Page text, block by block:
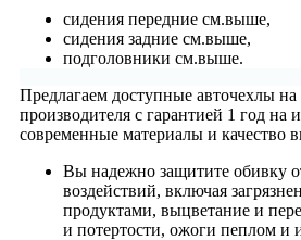
сидения передние см.выше,
сидения задние см.выше,
подголовники см.выше.
Предлагаем доступные авточехлы
производителя с гарантией 1 год на
современные материалы и качество
Вы надежно защитите обивку
воздействий, включая
продуктами, выцветание и
и потертости, ожоги пеплом и